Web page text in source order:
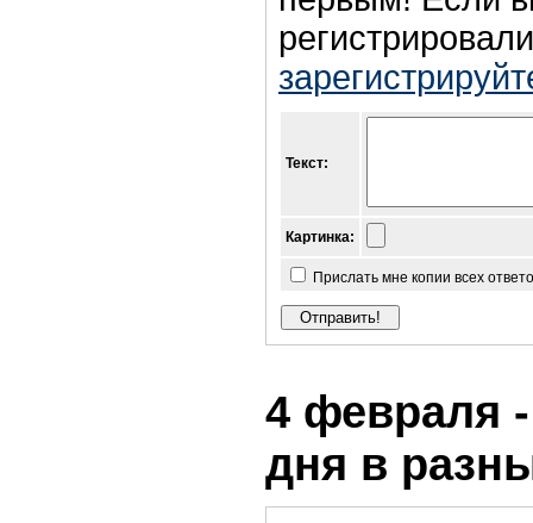
Текст:
Картинка:
Прислать мне копии всех
4 февраля -
дня в